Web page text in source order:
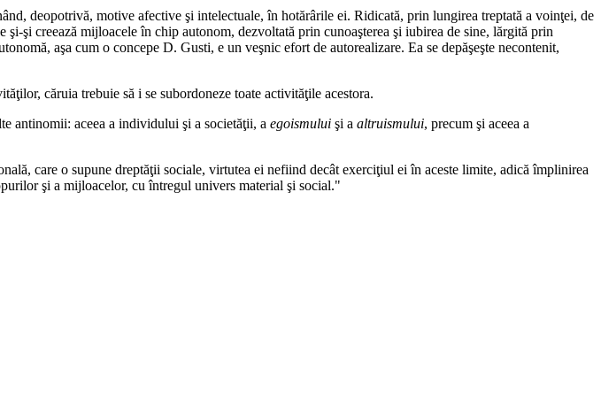
deopotrivă, motive afective şi intelectuale, în hotărârile ei. Ridicată, prin lungirea treptată a voinţei, de
şi creează mijloacele în chip autonom, dezvoltată prin cunoaşterea şi iubirea de sine, lărgită prin
aşa cum o concepe D. Gusti, e un veşnic efort de autorealizare. Ea se depăşeşte necontenit,
căruia trebuie să i se subordoneze toate activităţile acestora.
antinomii: aceea a individului şi a societăţii, a egoismului şi a altruismului, precum şi aceea a
care o supune dreptăţii sociale, virtutea ei nefiind decât exerciţiul ei în aceste limite, adică împlinirea
şi a mijloacelor, cu întregul univers material şi social."